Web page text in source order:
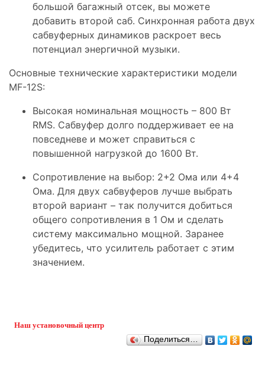
большой багажный отсек, вы можете
добавить второй саб. Синхронная работа двух
сабвуферных динамиков раскроет весь
потенциал энергичной музыки.
Основные технические характеристики модели
MF-12S:
Высокая номинальная мощность – 800 Вт
RMS. Сабвуфер долго поддерживает ее на
повседневе и может справиться с
повышенной нагрузкой до 1600 Вт.
Сопротивление на выбор: 2+2 Ома или 4+4
Ома. Для двух сабвуферов лучше выбрать
второй вариант – так получится добиться
общего сопротивления в 1 Ом и сделать
систему максимально мощной. Заранее
убедитесь, что усилитель работает с этим
значением.
Наш установочный центр
Поделиться…